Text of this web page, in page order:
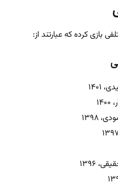
بازی کرده که عبارتند از:
۱۳۹۸
۱۳۹۶